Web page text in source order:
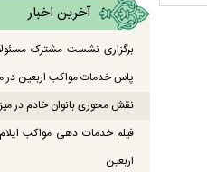
آخرین اخبار
برگزاری نشست مشترک
پاس خدمات مواکب اربعین در
نقش محوری بانوان خادم در
فیلم خدمات دهی مواکب
اربعین